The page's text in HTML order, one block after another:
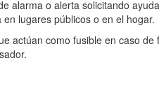
alarma o alerta solicitando
lugares públicos o en el hogar.
actúan como fusible en caso de